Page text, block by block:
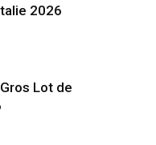
2026
Lot de